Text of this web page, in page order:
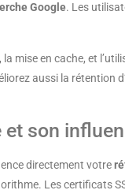
Google. Les
mise en cache, et
aussi la rétention
son
directement votre
Les certificats